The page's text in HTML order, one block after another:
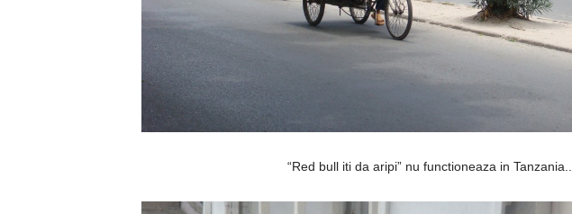
“Red bull iti da aripi” nu functioneaza in Tanzania..